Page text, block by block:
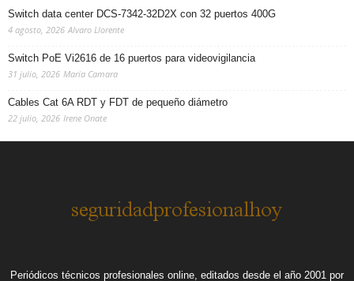
Switch data center DCS-7342-32D2X con 32 puertos 400G
4 agosto, 2026 Alvaro Llorente
Switch PoE Vi2616 de 16 puertos para videovigilancia
31 julio, 2026 Maria Camara
Cables Cat 6A RDT y FDT de pequeño diámetro
22 julio, 2026 Irene Onate
Periódicos técnicos profesionales online, editados desde el año 2001 por